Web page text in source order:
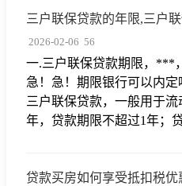
三户联保贷款的年限,三户
2026-02-06 56
一.三户联保贷款期限，***
急！急！期限银行可以内
三户联保贷款，一般用于
年，贷款期限不超过1年；
贷款买房如何享受抵扣税